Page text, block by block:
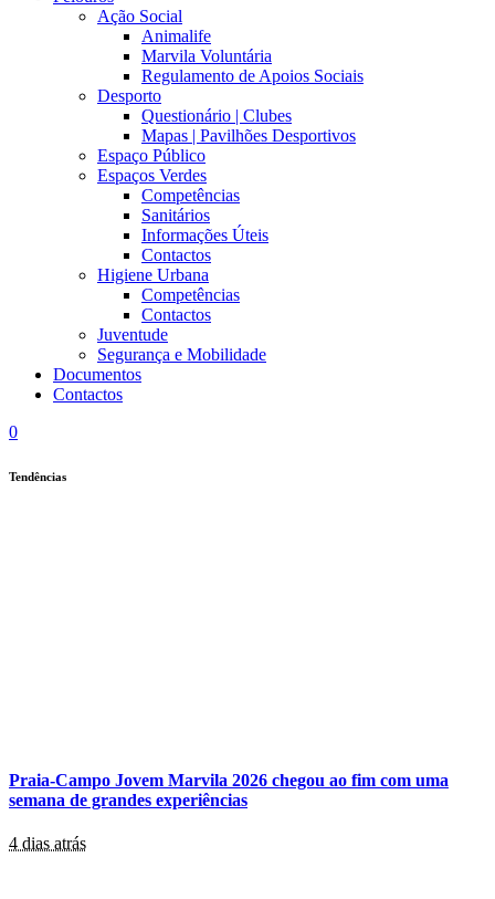
Ação Social
Animalife
Marvila Voluntária
Regulamento de Apoios Sociais
Desporto
Questionário | Clubes
Mapas | Pavilhões Desportivos
Espaço Público
Espaços Verdes
Competências
Sanitários
Informações Úteis
Contactos
Higiene Urbana
Competências
Contactos
Juventude
Segurança e Mobilidade
Documentos
Contactos
0
Tendências
Praia-Campo Jovem Marvila 2026 chegou ao fim com uma
semana de grandes experiências
4 dias atrás